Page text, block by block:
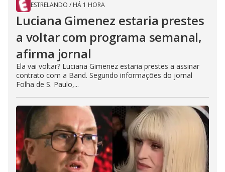
ESTRELANDO / HÁ 1 HORA
Luciana Gimenez estaria prestes
a voltar com programa semanal,
afirma jornal
Ela vai voltar? Luciana Gimenez estaria prestes a assinar
contrato com a Band. Segundo informações do jornal
Folha de S. Paulo,...